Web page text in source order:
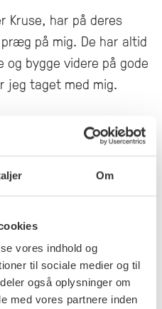
Om
vores indhold og
til sociale medier og til
også oplysninger om
med vores partnere inden
Kruse, har på deres
på mig. De har altid
bygge videre på gode
jeg taget med mig.
Bogense, og sammen
her på Nordfyn –
uddannelse jeg har.
ønsket om at gøre en
ikke om penge, men